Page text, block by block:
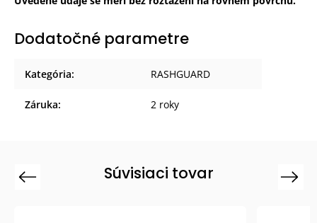
Dodatočné parametre
Kategória: RASHGUARD
Záruka: 2 roky
Súvisiaci tovar
Previous Next